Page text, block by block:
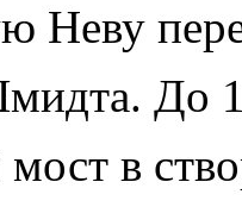
Неву
До
мост в